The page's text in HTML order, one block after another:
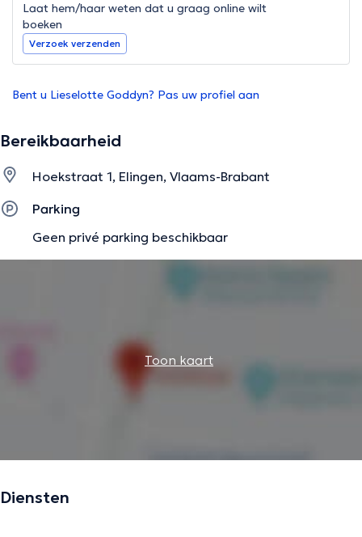
Laat hem/haar weten dat u graag online wilt
boeken
Verzoek verzenden
Bent u Lieselotte Goddyn? Pas uw profiel aan
Bereikbaarheid
Hoekstraat 1, Elingen, Vlaams-Brabant
Parking
Geen privé parking beschikbaar
Toon kaart
Diensten